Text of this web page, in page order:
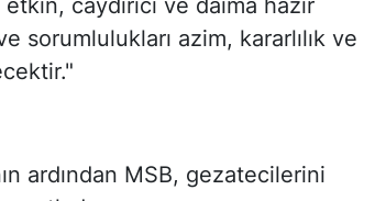
caydırıcı ve daima hazır
azim, kararlılık ve
ardından MSB, gezatecilerini